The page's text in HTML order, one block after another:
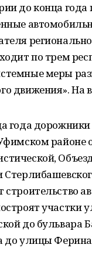
до конца года
по трем
меры
движения». На
года
районе
строительство
участки
до бульвара
до улицы